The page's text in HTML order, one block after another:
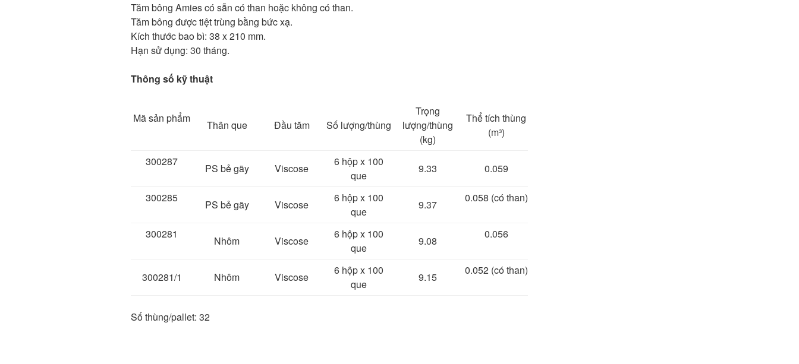
Tăm bông Amies có sẵn có than hoặc không có than.
Tăm bông được tiệt trùng bằng bức xạ.
Kích thước bao bì: 38 x 210 mm.
Hạn sử dụng: 30 tháng.
Thông số kỹ thuật
Mã sản phẩm
Thân que Đầu tăm Số lượng/thùng
Trọng
lượng/thùng
(kg)
Thể tích thùng
(m³)
300287
PS bẻ gãy Viscose
6 hộp x 100
que
9.33 0.059
300285
PS bẻ gãy Viscose
6 hộp x 100
que
9.37
0.058 (có than)
300281
Nhôm Viscose
6 hộp x 100
que
9.08
0.056
300281/1 Nhôm Viscose
6 hộp x 100
que
9.15
0.052 (có than)
Số thùng/pallet: 32